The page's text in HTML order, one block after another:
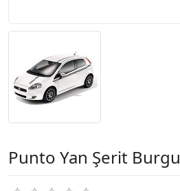
Punto Yan Şerit Burgu